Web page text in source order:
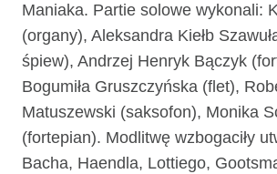
Maniaka. Partie solowe wykonali:
(organy), Aleksandra Kiełb
śpiew), Andrzej Henryk Bączyk
Bogumiła Gruszczyńska (flet),
Matuszewski (saksofon), Monika
(fortepian). Modlitwę wzbogaciły
Bacha, Haendla, Lottiego,